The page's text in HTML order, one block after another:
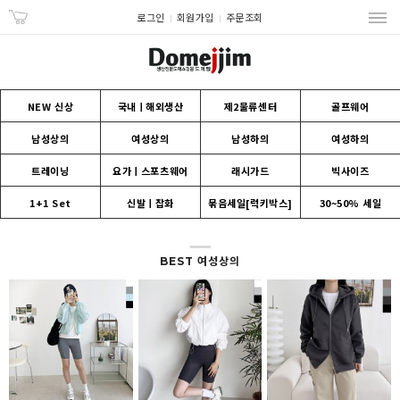
로그인 회원가입 주문조회
NEW 신상 국내ㅣ해외생산 제2물류센터 골프웨어
남성상의 여성상의 남성하의 여성하의
트레이닝 요가ㅣ스포츠웨어 래시가드 빅사이즈
1+1 Set 신발ㅣ잡화 묶음세일[럭키박스] 30~50% 세일
BEST 여성상의